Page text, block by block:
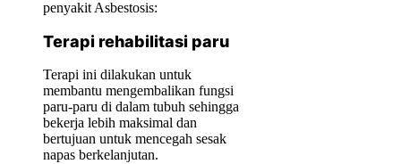
penyakit Asbestosis:
Terapi rehabilitasi paru
Terapi ini dilakukan untuk
membantu mengembalikan fungsi
paru-paru di dalam tubuh sehingga
bekerja lebih maksimal dan
bertujuan untuk mencegah sesak
napas berkelanjutan.